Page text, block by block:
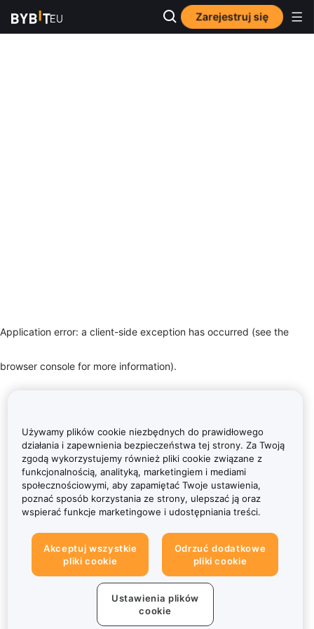
Zarejestruj się
Application error: a client-side exception has occurred (see the
browser console for more information).
Używamy plików cookie niezbędnych do prawidłowego
działania i zapewnienia bezpieczeństwa tej strony. Za Twoją
zgodą wykorzystujemy również pliki cookie związane z
funkcjonalnością, analityką, marketingiem i mediami
społecznościowymi, aby zapamiętać Twoje ustawienia,
poznać sposób korzystania ze strony, ulepszać ją oraz
wspierać funkcje marketingowe i udostępniania treści.
Akceptuj wszystkie
pliki cookie
Odrzuć dodatkowe
pliki cookie
Ustawienia plików
cookie